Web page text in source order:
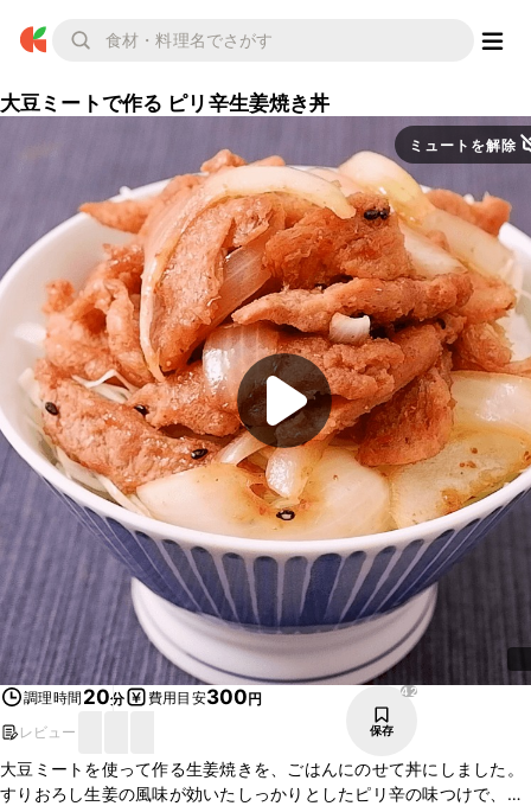
大豆ミートで作る ピリ辛生姜焼き丼
ミュートを解除
調理時間 20分 費用目安300円
レビュー
42
保存
大豆ミートを使って作る生姜焼きを、ごはんにのせて丼にしました。
すりおろし生姜の風味が効いたしっかりとしたピリ辛の味つけで、白